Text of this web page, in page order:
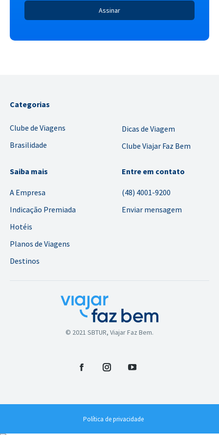
Categorias
Clube de Viagens
Brasilidade
Dicas de Viagem
Clube Viajar Faz Bem
Saiba mais
A Empresa
Indicação Premiada
Hotéis
Planos de Viagens
Destinos
Entre em contato
(48) 4001-9200
Enviar mensagem
© 2021 SBTUR, Viajar Faz Bem.
FacebookInstagramYouTube
Política de privacidade